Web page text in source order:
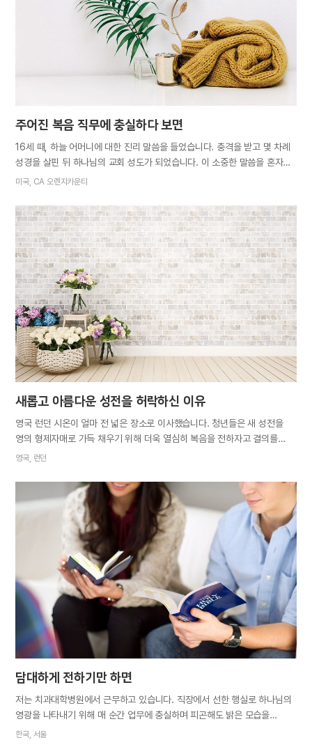
못하는 어린 나이에 복음을 전하려고 했다는 이야기를 듣고 매우
감동받았습니다. 음마카우 시온이 생기기 전, 프리토리아의 한 자매님은
고향에 자신 말고는 엘로힘 하나님을 아는 사람이 없다는 사실에 몹시
슬퍼했습니다. 그래서 모친과 친자매들에게…
주어진 복음 직무에 충실하다 보면
16세 때, 하늘 어머니에 대한 진리 말씀을 들었습니다. 충격을 받고 몇 차례
성경을 살핀 뒤 하나님의 교회 성도가 되었습니다. 이 소중한 말씀을 혼자만
알고 있을 수 없어 친구에게 알렸습니다. 영의 자매가 된 친구 아나니는
지내는 엄마를 어떻게 시온으로 데려올 수 있을지 고민이었습니다.
막연하지만 내가 복음 일을 열심히 하면 우리 가족도 구원받을 수 있을
것이라 생각하며 전도와 봉사에 적극 참여했습니다. 청년이 되어
오렌지카운티교회에서 진행한, 모든 단기선교에 참여해 그해에만
캘리포니아주의 다른 도시에 시온이 4개나 세워지는 하나님의 권능을
목도했습니다. 이듬해에는 오하이오주 클리블랜드 3차 단기선교에
자원했는데 1, 2차 때 찾은 영혼들을 돌보느라 빠듯한 일정 중에도 하늘
가족을 찾는 축복을 받았습니다. 단기선교의 은혜를 체험하고 나니 엄마를
인도하고 싶은 소망이 더욱 간절해졌습니다. 때마침 시온에서 가족 초청
행사가 열렸습니다.…
미국, CA 오렌지카운티
새롭고 아름다운 성전을 허락하신 이유
영국 런던 시온이 얼마 전 넓은 장소로 이사했습니다. 청년들은 새 성전을
영의 형제자매로 가득 채우기 위해 더욱 열심히 복음을 전하자고 결의를
다졌습니다. 평일의 어느 밤, 평소처럼 거리는 한산했습니다. 하지만 저희는
그리고 건너편 방향에서 빠르게 걸어오고 있는 젊은 숙녀를 보았습니다.
저희는 그분에게 “하늘 어머니에 대해 들어본 적이 있나요?” 하고
물었습니다. 그녀의 대답은 놀라웠습니다. “네. 오래전에 하나님의 교회에
다녔거든요.” 그분은 맨체스터에서 학생 시절을 보낼 때 우리 교회를
다녔다고 합니다. 학업을 마친 뒤 이곳저곳으로 옮겨 다니느라 신앙생활을
잇지 못했는데, 많은 삶의 변화를 겪으며 몇 년 전부터 시온을 찾고
있었다고요. 하나님께서 자매님의 걱정스럽고 간절한 마음을 아시고 미리
정해주신 듯 자매님의 집은 시온에서 걸어서 10분 거리에 있었습니다.
하나님을 떠나 살면서 영혼의 공허함을 느꼈다는 자매님은 오랫동안 지키지
못했던…
영국, 런던
담대하게 전하기만 하면
저는 치과대학병원에서 근무하고 있습니다. 직장에서 선한 행실로 하나님의
영광을 나타내기 위해 매 순간 업무에 충실하며 피곤해도 밝은 모습을
유지하려 노력해왔습니다. 그러던 중 당회에서 성경 세미나가 열렸습니다.
한국, 서울